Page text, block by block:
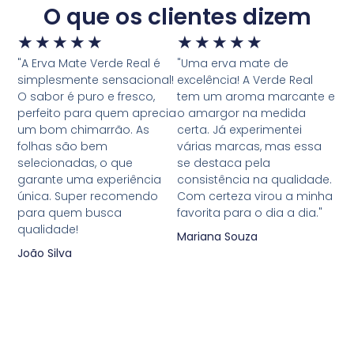
O que os clientes dizem
★ ★ ★ ★ ★
"A Erva Mate Verde Real é
simplesmente sensacional!
O sabor é puro e fresco,
perfeito para quem aprecia
um bom chimarrão. As
folhas são bem
selecionadas, o que
garante uma experiência
única. Super recomendo
para quem busca
qualidade!
João Silva
★ ★ ★ ★ ★
"Uma erva mate de
excelência! A Verde Real
tem um aroma marcante e
o amargor na medida
certa. Já experimentei
várias marcas, mas essa
se destaca pela
consistência na qualidade.
Com certeza virou a minha
favorita para o dia a dia."
Mariana Souza